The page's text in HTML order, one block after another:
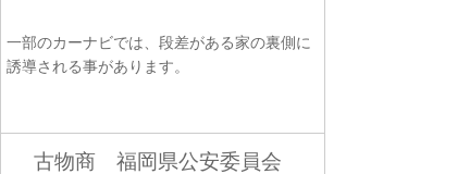
一部のカーナビでは、段差がある家の裏側に
誘導される事があります。
古物商 福岡県公安委員会